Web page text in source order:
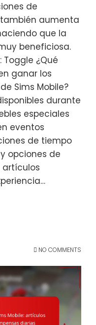
de
aumenta
que la
beneficiosa.
¿Qué
ganar los
Sims Mobile?
durante
especiales
eventos
de tiempo
opciones de
artículos
NO COMMENTS